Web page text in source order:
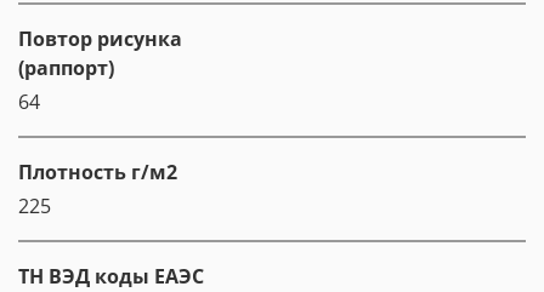
Повтор рисунка
(раппорт)
64
Плотность г/м2
225
ТН ВЭД коды ЕАЭС